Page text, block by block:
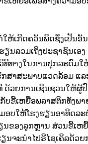
ໃຫ້ເກີດຄວັນພິດຊຶ່ງເປັນອັ
ນລວມເຖິງປະຊາຊົນເອ
ທີທາງໃນການປຸກລະດົມໃ
ສາສະພາບແວດລ້ອມ ແລ
ດ້ວຍການເຊີນຊວນໃຫ້ຜູ້
ບຂີ້ເຫຍື້ອພລາສຕິກທັງພາ
ອບໃຫ້ໂຮງຮຽນອາທິດລະ
ນຂອງລູກຫຼານ ສ່ວນຂີ້ເຫ
ນຈະນຳໄປຣີໄຊເຄິລດ້ວຍ